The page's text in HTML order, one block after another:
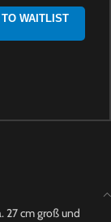
WAITLIST
27 cm groß und